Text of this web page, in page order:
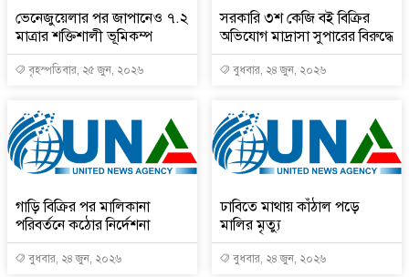
ভেনেজুয়েলার পর জাপানেও ৭.২
মাত্রার শক্তিশালী ভূমিকম্প
বৃহস্পতিবার, ২৫ জুন, ২০২৬
সরকারি ৩শ কেজি বই বিক্রির
অভিযোগ মাদ্রাসা সুপারের বিরুদ্ধে
বুধবার, ২৪ জুন, ২০২৬
গাড়ি বিক্রির পর মালিকানা
পরিবর্তনে কঠোর নির্দেশনা
বুধবার, ২৪ জুন, ২০২৬
ঢাবিতে মাথায় কাঁঠাল পড়ে
মালির মৃত্যু
বুধবার, ২৪ জুন, ২০২৬